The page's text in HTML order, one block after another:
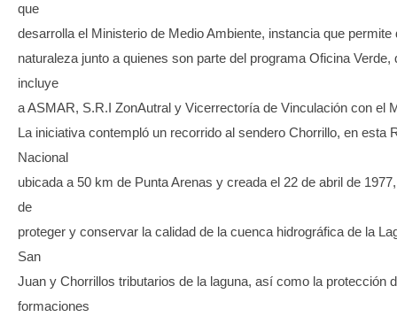
que
desarrolla el Ministerio de Medio Ambiente, instancia que permite
naturaleza junto a quienes son parte del programa Oficina Verde,
incluye
a ASMAR, S.R.I ZonAutral y Vicerrectoría de Vinculación con el
La iniciativa contempló un recorrido al sendero Chorrillo, en esta
Nacional
ubicada a 50 km de Punta Arenas y creada el 22 de abril de
de
proteger y conservar la calidad de la cuenca hidrográfica de la
San
Juan y Chorrillos tributarios de la laguna, así como la protección
formaciones